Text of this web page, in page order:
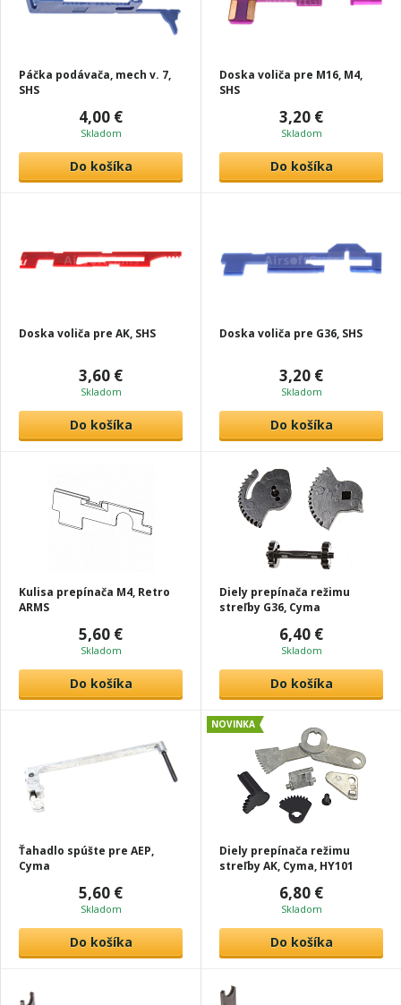
Páčka podávača, mech v. 7,
SHS
4,00 €
Skladom
Do košíka
Doska voliča pre M16, M4,
SHS
3,20 €
Skladom
Do košíka
Doska voliča pre AK, SHS
3,60 €
Skladom
Do košíka
Doska voliča pre G36, SHS
3,20 €
Skladom
Do košíka
Kulisa prepínača M4, Retro
ARMS
5,60 €
Skladom
Do košíka
Diely prepínača režimu
streľby G36, Cyma
6,40 €
Skladom
Do košíka
Ťahadlo spúšte pre AEP,
Cyma
5,60 €
Skladom
Do košíka
Diely prepínača režimu
streľby AK, Cyma, HY101
6,80 €
Skladom
NOVINKA
Do košíka